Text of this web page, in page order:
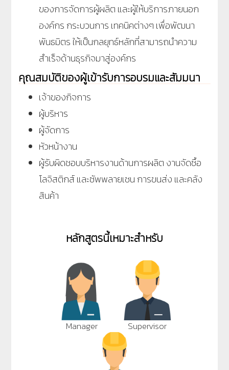
ของการจัดการผู้ผลิต และผู้ให้บริการภายนอก
องค์กร กระบวนการ เทคนิคต่างๆ เพื่อพัฒนา
พันธมิตร ให้เป็นกลยุทธ์หลักที่สามารถนำความ
สำเร็จด้านธุรกิจมาสู่องค์กร
คุณสมบัติของผู้เข้ารับการอบรมและสัมมนา
เจ้าของกิจการ
ผู้บริหาร
ผู้จัดการ
หัวหน้างาน
ผู้รับผิดชอบบริหารงานด้านการผลิต งานจัดซื้อ
โลจิสติกส์ และซัพพลายเชน การขนส่ง และคลัง
สินค้า
หลักสูตรนี้เหมาะสำหรับ
Manager Supervisor